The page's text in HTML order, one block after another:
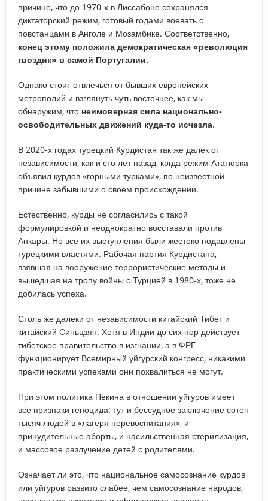
причине, что до 1970-х в Лиссабоне сохранялся
диктаторский режим, готовый годами воевать с
повстанцами в Анголе и Мозамбике. Соответственно,
конец этому положила демократическая «революция
гвоздик» в самой Португалии.
Однако стоит отвлечься от бывших европейских
метрополий и взглянуть чуть восточнее, как мы
обнаружим, что неимоверная сила национально-
освободительных движений куда-то исчезла.
В 2020-х годах турецкий Курдистан так же далек от
независимости, как и сто лет назад, когда режим Ататюрка
объявил курдов «горными турками», по неизвестной
причине забывшими о своем происхождении.
Естественно, курды не согласились с такой
формулировкой и неоднократно восставали против
Анкары. Но все их выступления были жестоко подавлены
турецкими властями. Рабочая партия Курдистана,
взявшая на вооружение террористические методы и
вышедшая на тропу войны с Турцией в 1980-х, тоже не
добилась успеха.
Столь же далеки от независимости китайский Тибет и
китайский Синьцзян. Хотя в Индии до сих пор действует
тибетское правительство в изгнании, а в ФРГ
функционирует Всемирный уйгурский конгресс, никакими
практическими успехами они похвалиться не могут.
При этом политика Пекина в отношении уйгуров имеет
все признаки геноцида: тут и бессудное заключение сотен
тысяч людей в «лагеря перевоспитания», и
принудительные аборты, и насильственная стерилизация,
и массовое разлучение детей с родителями.
Означает ли это, что национальное самосознание курдов
или уйгуров развито слабее, чем самосознание народов,